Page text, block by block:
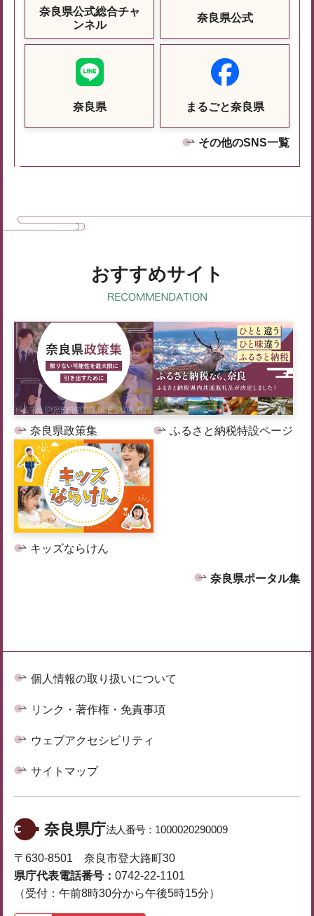
奈良県公式総合チャ
ンネル
奈良県公式
奈良県 まるごと奈良県
その他のSNS一覧
おすすめサイト
奈良県政策集 ふるさと納税特設ページ
キッズならけん
奈良県ポータル集
個人情報の取り扱いについて
リンク・著作権・免責事項
ウェブアクセシビリティ
サイトマップ
奈良県庁法人番号： 1000020290009
〒630-8501 奈良市登大路町30
県庁代表電話番号： 0742-22-1101
（受付：午前8時30分から午後5時15分）